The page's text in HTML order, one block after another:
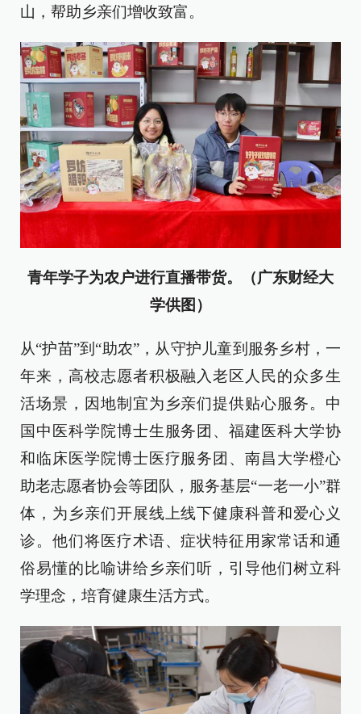
山，帮助乡亲们增收致富。
青年学子为农户进行直播带货。（广东财经大
学供图）
从“护苗”到“助农”，从守护儿童到服务乡村，一
年来，高校志愿者积极融入老区人民的众多生
活场景，因地制宜为乡亲们提供贴心服务。中
国中医科学院博士生服务团、福建医科大学协
和临床医学院博士医疗服务团、南昌大学橙心
助老志愿者协会等团队，服务基层“一老一小”群
体，为乡亲们开展线上线下健康科普和爱心义
诊。他们将医疗术语、症状特征用家常话和通
俗易懂的比喻讲给乡亲们听，引导他们树立科
学理念，培育健康生活方式。